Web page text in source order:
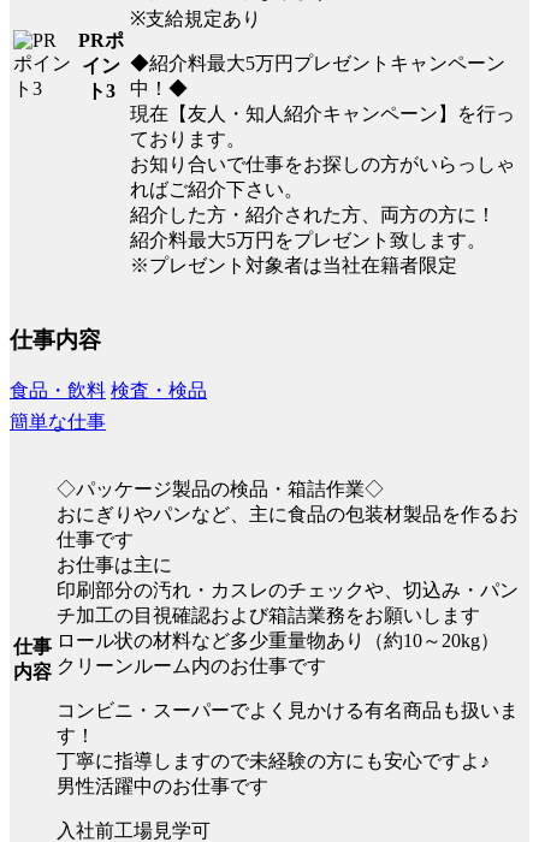
PRポ
イン
ト3
※支給規定あり
◆紹介料最大5万円プレゼントキャンペーン
中！◆
現在【友人・知人紹介キャンペーン】を行っ
ております。
お知り合いで仕事をお探しの方がいらっしゃ
ればご紹介下さい。
紹介した方・紹介された方、両方の方に！
紹介料最大5万円をプレゼント致します。
※プレゼント対象者は当社在籍者限定
仕事内容
食品・飲料 検査・検品
簡単な仕事
仕事
内容
◇パッケージ製品の検品・箱詰作業◇
おにぎりやパンなど、主に食品の包装材製品を作るお
仕事です
お仕事は主に
印刷部分の汚れ・カスレのチェックや、切込み・パン
チ加工の目視確認および箱詰業務をお願いします
ロール状の材料など多少重量物あり（約10～20kg）
クリーンルーム内のお仕事です
コンビニ・スーパーでよく見かける有名商品も扱いま
す！
丁寧に指導しますので未経験の方にも安心ですよ♪
男性活躍中のお仕事です
入社前工場見学可